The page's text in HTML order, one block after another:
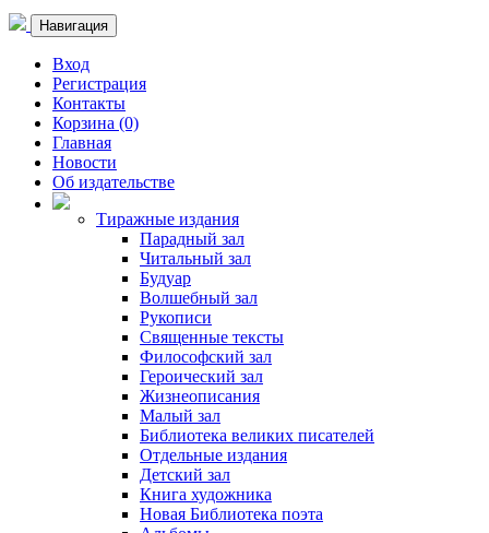
Навигация
Вход
Регистрация
Контакты
Корзина (0)
Главная
Новости
Об издательстве
Тиражные издания
Парадный зал
Читальный зал
Будуар
Волшебный зал
Рукописи
Священные тексты
Философский зал
Героический зал
Жизнеописания
Малый зал
Библиотека великих писателей
Отдельные издания
Детский зал
Книга художника
Новая Библиотека поэта